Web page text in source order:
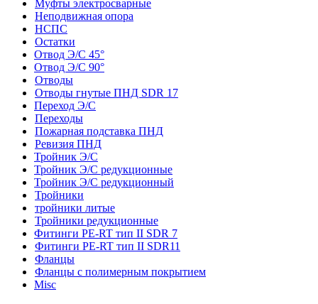
Муфты электросварные
Неподвижная опора
НСПС
Остатки
Отвод Э/С 45°
Отвод Э/С 90°
Отводы
Отводы гнутые ПНД SDR 17
Переход Э/С
Переходы
Пожарная подставка ПНД
Ревизия ПНД
Тройник Э/С
Тройник Э/С редукционные
Тройник Э/С редукционный
Тройники
тройники литые
Тройники редукционные
Фитинги PE-RT тип II SDR 7
Фитинги PE-RT тип II SDR11
Фланцы
Фланцы с полимерным покрытием
Misc